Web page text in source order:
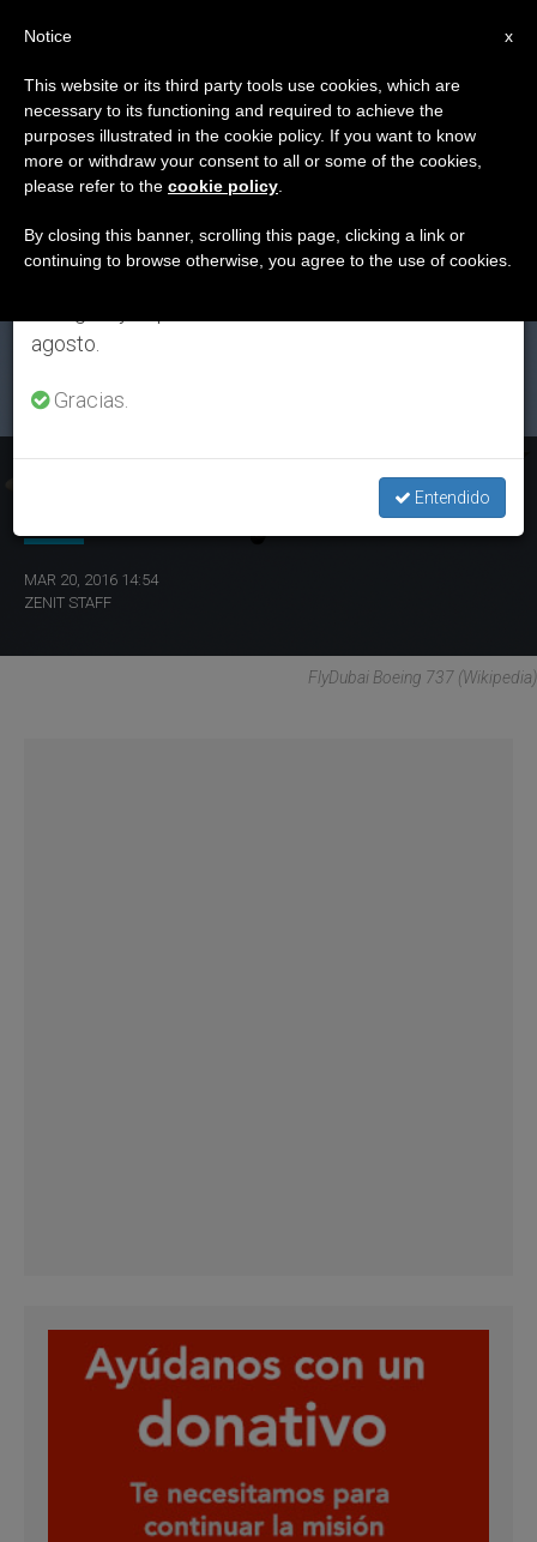
ETIQUETA
Posts Tagged
‘FlyDubai’
ÚLTIMAS NOTICIAS
MAR 20, 2016 14:54
ZENIT STAFF
FlyDubai Boeing 737 (Wikipedia)
×
Aviso importante
Del 27 de julio al 7 de agosto haremos la pausa
anual, aprovechando que en el periodo de verano
se generan menos informaciones y también el
agosto.
Gracias.
Entendido
x
Notice
This website or its third party tools use cookies, which are
necessary to its functioning and required to achieve the
purposes illustrated in the cookie policy. If you want to know
more or withdraw your consent to all or some of the cookies,
please refer to the cookie policy
By closing this banner, scrolling this page, clicking a link or
continuing to browse otherwise, you agree to the use of cookies.